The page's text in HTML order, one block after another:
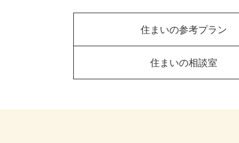
住まいの参考プラン
住まいの相談室